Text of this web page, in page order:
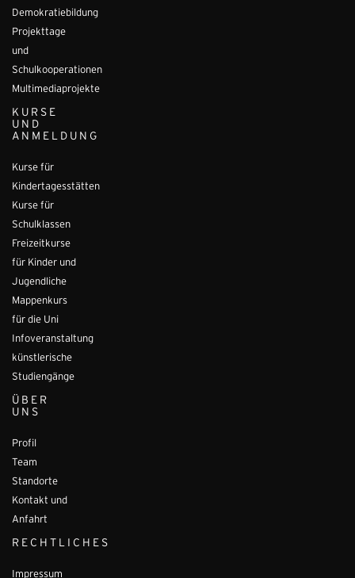
Demokratiebildung
Projekttage
und
Schulkooperationen
Multimediaprojekte
KURSE
UND
ANMELDUNG
Kurse für
Kindertagesstätten
Kurse für
Schulklassen
Freizeitkurse
für Kinder und
Jugendliche
Mappenkurs
für die Uni
Infoveranstaltung
künstlerische
Studiengänge
ÜBER
UNS
Profil
Team
Standorte
Kontakt und
Anfahrt
RECHTLICHES
Impressum